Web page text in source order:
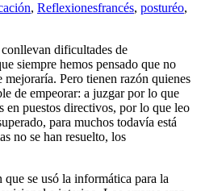
, Reflexionesfrancés, posturéo,
dificultades de
siempre hemos pensado que no
mejoraría. Pero tienen razón quienes
de empeorar: a juzgar por lo que
en puestos directivos, por lo que leo
para muchos todavía está
no se han resuelto, los
se usó la informática para la